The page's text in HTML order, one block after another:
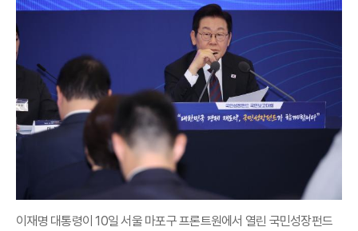
이재명 대통령이 10일 서울 마포구 프론트원에서 열린 국민성장펀드